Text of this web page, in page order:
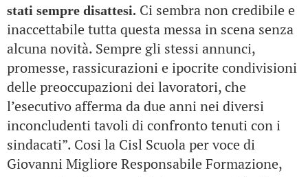
stati sempre disattesi. Ci sembra non credibile e
inaccettabile tutta questa messa in scena senza
alcuna novità. Sempre gli stessi annunci,
promesse, rassicurazioni e ipocrite condivisioni
delle preoccupazioni dei lavoratori, che
l’esecutivo afferma da due anni nei diversi
inconcludenti tavoli di confronto tenuti con i
sindacati”. Cosi la Cisl Scuola per voce di
Giovanni Migliore Responsabile Formazione,